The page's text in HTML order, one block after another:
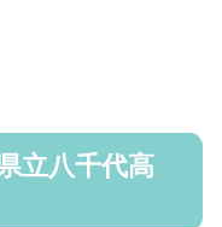
立八千代高